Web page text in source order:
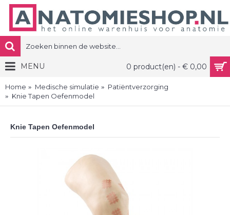
0 product(en) - € 0,00
MENU
Home Medische simulatie
Patiëntverzorging
Knie Tapen Oefenmodel
Knie Tapen Oefenmodel